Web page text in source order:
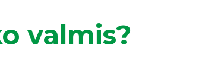
valmis?